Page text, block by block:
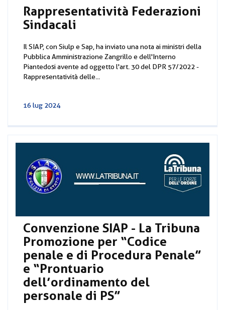
Rappresentatività Federazioni
Sindacali
Il SIAP, con Siulp e Sap, ha inviato una nota ai ministri della
Pubblica Amministrazione Zangrillo e dell'Interno
Piantedosi avente ad oggetto l'art. 30 del DPR 57/2022 -
Rappresentatività delle...
16 lug 2024
Convenzione SIAP - La Tribuna
Promozione per “Codice
penale e di Procedura Penale”
e “Prontuario
dell’ordinamento del
personale di PS”